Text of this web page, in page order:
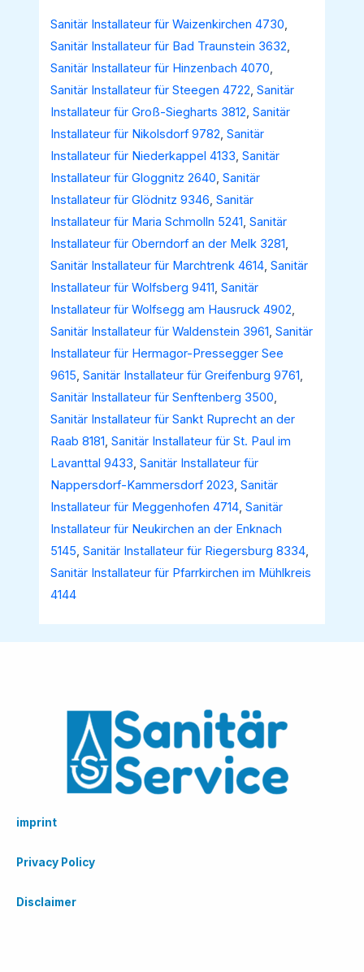
Sanitär Installateur für Waizenkirchen 4730,
Sanitär Installateur für Bad Traunstein 3632,
Sanitär Installateur für Hinzenbach 4070,
Sanitär Installateur für Steegen 4722,Sanitär
Installateur für Groß-Siegharts 3812,Sanitär
Installateur für Nikolsdorf 9782,Sanitär
Installateur für Niederkappel 4133,Sanitär
Installateur für Gloggnitz 2640,Sanitär
Installateur für Glödnitz 9346,Sanitär
Installateur für Maria Schmolln 5241,Sanitär
Installateur für Oberndorf an der Melk 3281,
Sanitär Installateur für Marchtrenk 4614,Sanitär
Installateur für Wolfsberg 9411,Sanitär
Installateur für Wolfsegg am Hausruck 4902,
Sanitär Installateur für Waldenstein 3961,Sanitär
Installateur für Hermagor-Pressegger See
9615,Sanitär Installateur für Greifenburg 9761,
Sanitär Installateur für Senftenberg 3500,
Sanitär Installateur für Sankt Ruprecht an der
Raab 8181,Sanitär Installateur für St. Paul im
Lavanttal 9433,Sanitär Installateur für
Nappersdorf-Kammersdorf 2023,Sanitär
Installateur für Meggenhofen 4714,Sanitär
Installateur für Neukirchen an der Enknach
5145,Sanitär Installateur für Riegersburg 8334,
Sanitär Installateur für Pfarrkirchen im Mühlkreis
4144
imprint
Privacy Policy
Disclaimer